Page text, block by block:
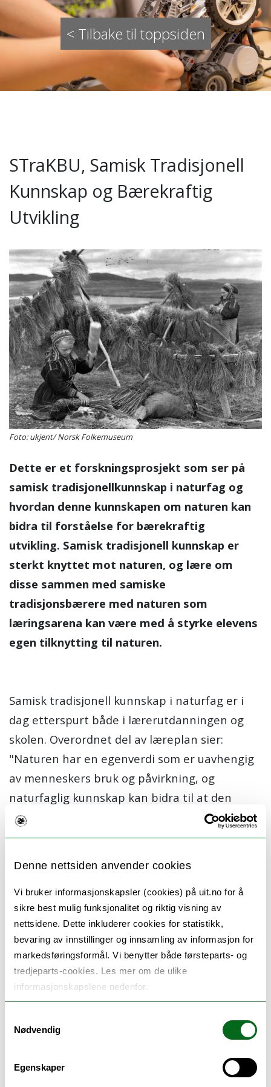
Denne nettsiden anvender cookies
Vi bruker informasjonskapsler (cookies) på uit.no for å
sikre best mulig funksjonalitet og riktig visning av
nettsidene. Dette inkluderer cookies for statistikk,
bevaring av innstillinger og innsamling av informasjon for
markedsføringsformål. Vi benytter både førsteparts- og
tredjeparts-cookies. Les mer om de ulike
informasjonskapslene nedenfor.
Nødvendig
Egenskaper
< Tilbake til toppsiden
STraKBU, Samisk Tradisjonell
Kunnskap og Bærekraftig
Utvikling
Foto: ukjent/ Norsk Folkemuseum
Dette er et forskningsprosjekt som ser på
samisk tradisjonellkunnskap i naturfag og
hvordan denne kunnskapen om naturen kan
bidra til forståelse for bærekraftig
utvikling. Samisk tradisjonell kunnskap er
sterkt knyttet mot naturen, og lære om
disse sammen med samiske
tradisjonsbærere med naturen som
læringsarena kan være med å styrke elevens
egen tilknytting til naturen.
Samisk tradisjonell kunnskap i naturfag er i
dag etterspurt både i lærerutdanningen og
skolen. Overordnet del av læreplan sier:
"Naturen har en egenverdi som er uavhengig
av menneskers bruk og påvirkning, og
naturfaglig kunnskap kan bidra til at den
forvaltes på en forsvarlig måte. Naturen er
også en viktig del av samisk kultur og
om naturen kan derfor bidra til bærekraftig
ressursutnyttelse og vern av
naturmangfoldet." (Kunnskapsdepartementet
2019).
Publikasjoner:
Melis, C., Kvivesen, M. & Munkebye, E.
(2025). Perspectives from science teacher
educators on the potential contribution of
Sámi traditional knowledge to sustainable